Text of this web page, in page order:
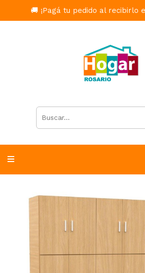
🚚 ¡Pagá tu pedido al recibirlo